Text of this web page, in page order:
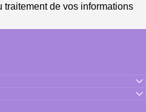
de vos informations